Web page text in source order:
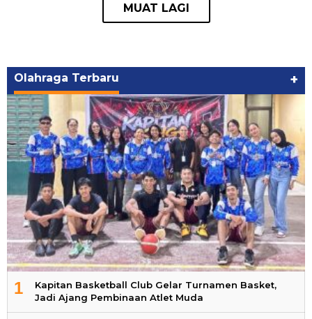
Olahraga Terbaru +
1
Kapitan Basketball Club Gelar Turnamen Basket,
Jadi Ajang Pembinaan Atlet Muda